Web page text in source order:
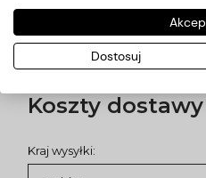
Zdjęcia poglądowe.
Elementy złote są
Koszty dostawy
Kraj wysyłki:
Dostosuj